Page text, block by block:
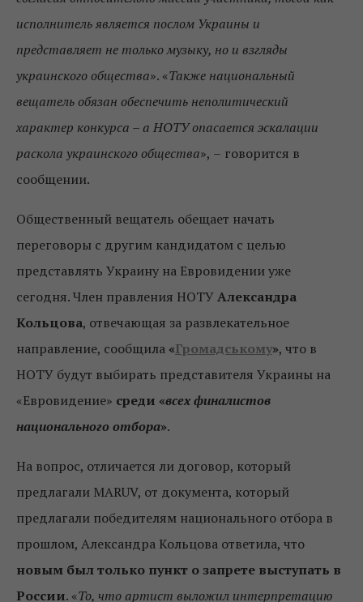
исполнитель является послом Украины и
представляет не только музыку, но и взгляды
украинского общества». «Также национальный
вещатель обязан обеспечить неполитический
характер конкурса – а НОТУ опасается эскалации
раскола украинского общества», – говорится в
сообщении.
Общественный вещатель обещает начать
переговоры с другим кандидатом с целью
представлять Украину на Евровидении уже
сегодня. Член правления НОТУАлександра
Кольцова, отвечающая за развлекательное
направление, сообщила «Громадському», что в
НОТУ будут выбирать представителя Украины на
«Евровидение» среди «всех финалистов
национального отбора».
На вопрос, отличается ли договор, который
предлагали MARUV, от документа, который
предлагали победителям национального отбора в
прошлом, Александра Кольцова ответила, что
новым был только пункт о запрете выступать в
России. «То, что артист выложил интерпретацию